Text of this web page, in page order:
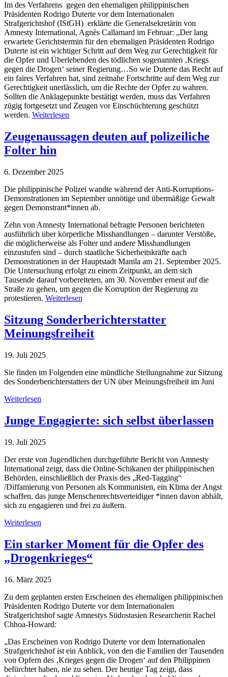
Im des Verfahrens gegen den ehemaligen philippinischen
Präsidenten Rodrigo Duterte vor dem Internationalen
Strafgerichtshof (IStGH) erklärte die Generalsekretärin von
Amnesty International, Agnès Callamard im Februar: „Der lang
erwartete Gerichtstermin für den ehemaligen Präsidenten Rodrigo
Duterte ist ein wichtiger Schritt auf dem Weg zur Gerechtigkeit für
die Opfer und Überlebenden des tödlichen sogenannten ‚Kriegs
gegen die Drogen‘ seiner Regierung…So wie Duterte das Recht auf
ein faires Verfahren hat, sind zeitnahe Fortschritte auf dem Weg zur
Gerechtigkeit unerlässlich, um die Rechte der Opfer zu wahren.
Sollten die Anklagepunkte bestätigt werden, muss das Verfahren
zügig fortgesetzt und Zeugen vor Einschüchterung geschützt
werden. Weiterlesen
Zeugenaussagen deuten auf polizeiliche
Folter hin
6. Dezember 2025
Die philippinische Polizei wandte während der Anti-Korruptions-
Demonstrationen im September unnötige und übermäßige Gewalt
gegen Demonstrant*innen ab.
Zehn von Amnesty International befragte Personen berichteten
ausführlich über körperliche Misshandlungen – darunter Verstöße,
die möglicherweise als Folter und andere Misshandlungen
einzustufen sind – durch staatliche Sicherheitskräfte nach
Demonstrationen in der Hauptstadt Manila am 21. September 2025.
Die Untersuchung erfolgt zu einem Zeitpunkt, an dem sich
Tausende darauf vorbereiteten, am 30. November erneut auf die
Straße zu gehen, um gegen die Korruption der Regierung zu
protestieren. Weiterlesen
Sitzung Sonderberichterstatter
Meinungsfreiheit
19. Juli 2025
Sie finden im Folgenden eine mündliche Stellungnahme zur Sitzung
des Sonderberichterstatters der UN über Meinungsfreiheit im Juni
Weiterlesen
Junge Engagierte: sich selbst überlassen
19. Juli 2025
Der erste von Jugendlichen durchgeführte Bericht von Amnesty
International zeigt, dass die Online-Schikanen der philippinischen
Behörden, einschließlich der Praxis des „Red-Tagging“
/Diffamierung von Personen als Kommunisten, ein Klima der Angst
schaffen, das junge Menschenrechtsverteidiger *innen davon abhält,
sich zu engagieren und frei zu äußern.
Weiterlesen
Ein starker Moment für die Opfer des
„Drogenkrieges“
16. März 2025
Zu dem geplanten ersten Erscheinen des ehemaligen philippinischen
Präsidenten Rodrigo Duterte vor dem Internationalen
Strafgerichtshof sagte Amnestys Südostasien Researcherin Rachel
Chhoa-Howard:
„Das Erscheinen von Rodrigo Duterte vor dem Internationalen
Strafgerichtshof ist ein Anblick, von den die Familien der Tausenden
von Opfern des ‚Krieges gegen die Drogen‘ auf den Philippinen
befürchtet haben, nie zu sehen. Der heutige Tag zeigt, dass